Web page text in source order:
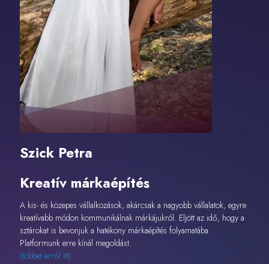
Szick Petra
Kreatív márkaépítés
A kis- és közepes vállalkozások, akárcsak a nagyobb vállalatok, egyre
kreatívabb módon kommunikálnak márkájukról. Eljött az idő, hogy a
sztárokat is bevonjuk a hatékony márkaépítés folyamatába.
Platformunk erre kínál megoldást.
(többet erről itt)